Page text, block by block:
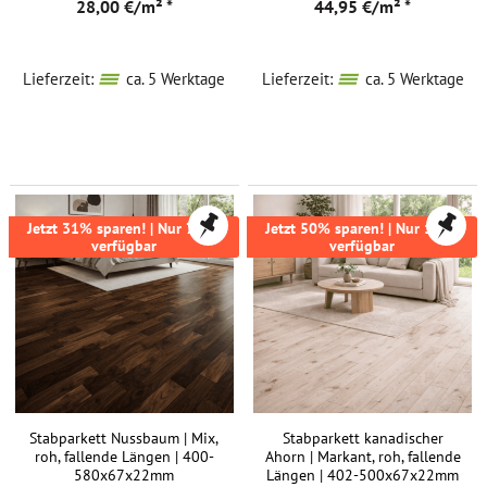
28,00 €/m² *
Lieferzeit: ca. 5 Werktage
44,95 €/m² *
Lieferzeit: ca. 5 Werktage
Jetzt 31% sparen! | Nur 77m²
verfügbar
Stabparkett Nussbaum | Mix,
roh, fallende Längen | 400-
580x67x22mm
Jetzt 50% sparen! | Nur 13m²
verfügbar
Stabparkett kanadischer
Ahorn | Markant, roh, fallende
Längen | 402-500x67x22mm